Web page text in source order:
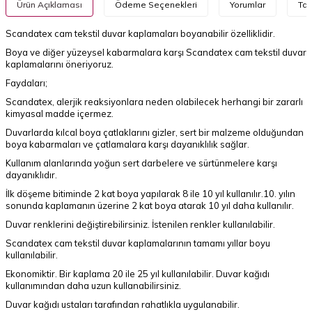
Ürün Açıklaması Ödeme Seçenekleri Yorumlar
Scandatex cam tekstil duvar kaplamaları boyanabilir özelliklidir.
Boya ve diğer yüzeysel kabarmalara karşı Scandatex cam tekstil duvar
kaplamalarını öneriyoruz.
Faydaları;
Scandatex, alerjik reaksiyonlara neden olabilecek herhangi bir zararlı
kimyasal madde içermez.
Duvarlarda kılcal boya çatlaklarını gizler, sert bir malzeme olduğundan
boya kabarmaları ve çatlamalara karşı dayanıklılık sağlar.
Kullanım alanlarında yoğun sert darbelere ve sürtünmelere karşı
dayanıklıdır.
İlk döşeme bitiminde 2 kat boya yapılarak 8 ile 10 yıl kullanılır.10. yılın
sonunda kaplamanın üzerine 2 kat boya atarak 10 yıl daha kullanılır.
Duvar renklerini değiştirebilirsiniz. İstenilen renkler kullanılabilir.
Scandatex cam tekstil duvar kaplamalarının tamamı yıllar boyu
kullanılabilir.
Ekonomiktir. Bir kaplama 20 ile 25 yıl kullanılabilir. Duvar kağıdı
kullanımından daha uzun kullanabilirsiniz.
Duvar kağıdı ustaları tarafından rahatlıkla uygulanabilir.